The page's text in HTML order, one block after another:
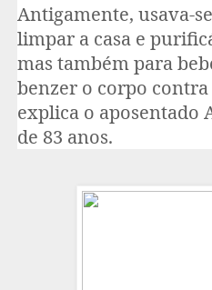
Antigamente, usava-
limpar a casa e
mas também para
benzer o corpo
explica o aposentado
de 83 anos.